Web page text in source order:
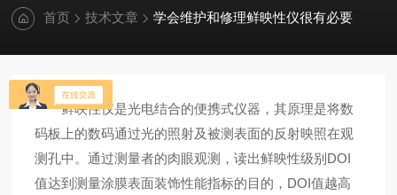
首页 技术文章 学会维护和修理鲜映性仪很有必要
鲜映性仪是光电结合的便携式仪器，其原理是将数
码板上的数码通过光的照射及被测表面的反射映照在观
测孔中。通过测量者的肉眼观测，读出鲜映性级别DOI
值达到测量涂膜表面装饰性能指标的目的，DOI值越高